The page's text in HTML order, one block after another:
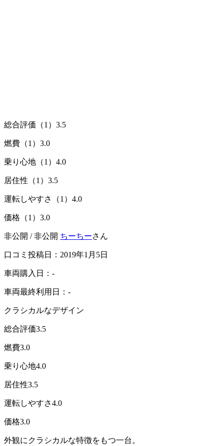
総合評価（1） 3.5
燃費（1） 3.0
乗り心地（1） 4.0
居住性（1） 3.5
運転しやすさ（1） 4.0
価格（1） 3.0
非公開 / 非公開 ちーちーさん
口コミ投稿日：2019年1月5日
車両購入日：-
車両最終利用日：-
クラシカルなデザイン
総合評価3.5
燃費3.0
乗り心地4.0
居住性3.5
運転しやすさ4.0
価格3.0
外観にクラシカルな特徴をもつ一台。